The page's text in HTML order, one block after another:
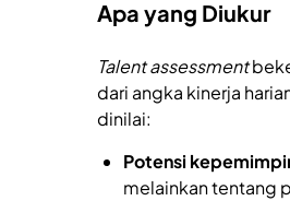
Apa yang Diukur
Talent assessment
dari angka kinerja
dinilai:
Potensi
melainkan tentang